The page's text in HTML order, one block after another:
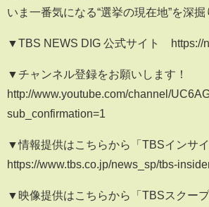
いま一番気になる“選挙の現在地”を深掘
▼TBS NEWS DIG 公式サイト https://
▼チャンネル登録をお願いします！
http://www.youtube.com/channel/
sub_confirmation=1
▼情報提供はこちらから「TBSインサイ
https://www.tbs.co.jp/news_sp/tbs-
▼映像提供はこちらから「TBSスクープ